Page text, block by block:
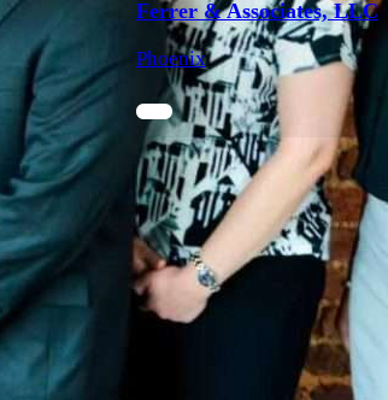
Ferrer & Associates, LLC
Phoenix